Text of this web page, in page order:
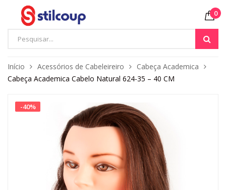
0
Início Acessórios de Cabeleireiro
Cabeça Academica
Cabeça Academica Cabelo Natural 624-35 – 40 CM
-40%